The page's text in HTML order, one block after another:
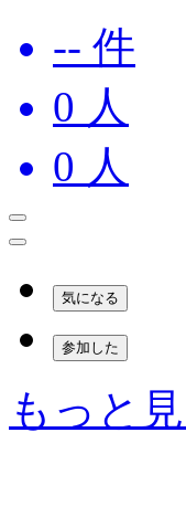
-- 件
0 人
0 人
気になる
参加した
もっと